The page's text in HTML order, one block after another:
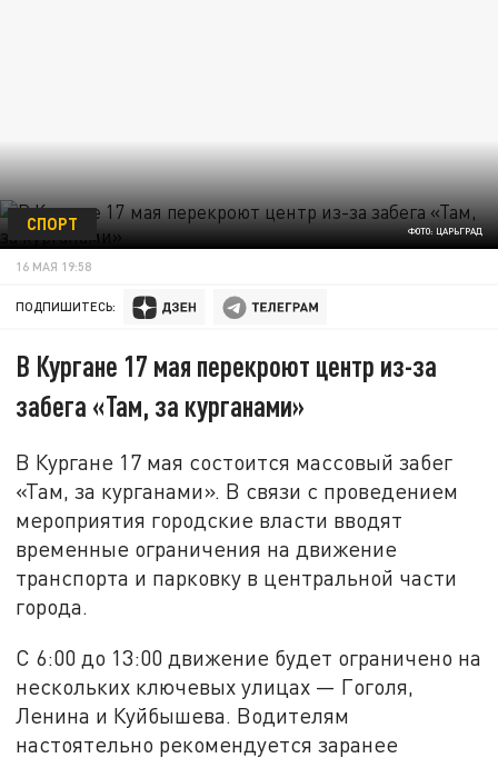
ФОТО: ЦАРЬГРАД
СПОРТ
16 МАЯ 19:58
ПОДПИШИТЕСЬ:
В Кургане 17 мая перекроют центр из-за
забега «Там, за курганами»
В Кургане 17 мая состоится массовый забег
«Там, за курганами». В связи с проведением
мероприятия городские власти вводят
временные ограничения на движение
транспорта и парковку в центральной части
города.
С 6:00 до 13:00 движение будет ограничено на
нескольких ключевых улицах — Гоголя,
Ленина и Куйбышева. Водителям
настоятельно рекомендуется заранее